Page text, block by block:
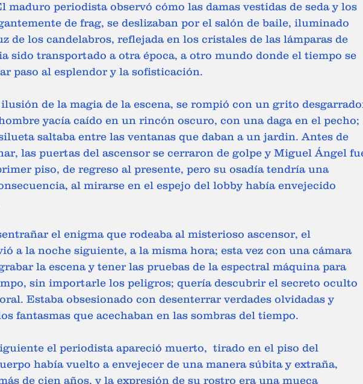
maduro periodista observó cómo las damas vestidas de seda y los
de frag, se deslizaban por el salón de baile, iluminado
de los candelabros, reflejada en los cristales de las lámparas de
sido transportado a otra época, a otro mundo donde el tiempo se
paso al esplendor y la sofisticación.
de la magia de la escena, se rompió con un grito
yacía caído en un rincón oscuro, con una daga en el pecho;
saltaba entre las ventanas que daban a un jardin. Antes de
las puertas del ascensor se cerraron de golpe y Miguel Ángel
piso, de regreso al presente, pero su osadía tendría una
al mirarse en el espejo del lobby había envejecido
el enigma que rodeaba al misterioso ascensor, el
a la noche siguiente, a la misma hora; esta vez con una cámara
la escena y tener las pruebas de la espectral máquina para
sin importarle los peligros; quería descubrir el secreto oculto
Estaba obsesionado con desenterrar verdades olvidadas y
fantasmas que acechaban en las sombras del tiempo.
el periodista apareció muerto,  tirado en el piso del
había vuelto a envejecer de una manera súbita y extraña,
de cien años, y la expresión de su rostro era una mueca